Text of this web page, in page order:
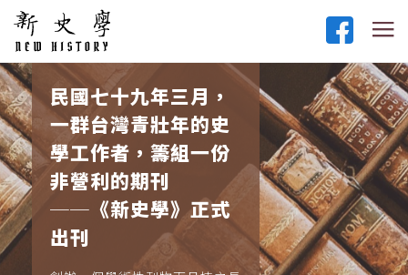
民國七十九年三月，
一群台灣青壯年的史
學工作者，籌組一份
非營利的期刊
──《新史學》正式
出刊